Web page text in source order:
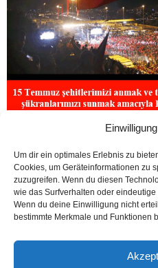
Um dir ein optimales Erlebnis zu
Cookies, um Geräteinformationen zu
zuzugreifen. Wenn du diesen
wie das Surfverhalten oder
Wenn du deine Einwilligung nicht
bestimmte Merkmale und Funktionen